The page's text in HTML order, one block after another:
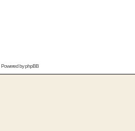
Powered byphpBB